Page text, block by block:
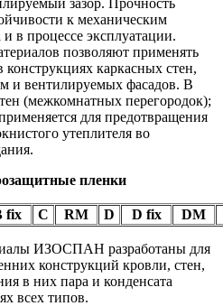
к механическим
в процессе эксплуатации.
позволяют применять
конструкциях каркасных стен,
и вентилируемых фасадов. В
(межкомнатных перегородок);
для предотвращения
утеплителя во
пленки
fix C RM D D fix DM
ИЗОСПАН разработаны для
конструкций кровли, стен,
в них пара и конденсата
всех типов.